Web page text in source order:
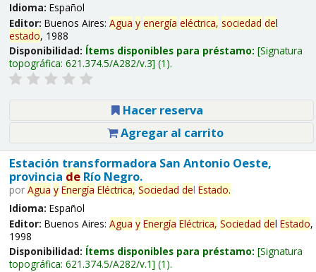
Idioma: Español
Editor: Buenos Aires: Agua y energía eléctrica, sociedad del
estado, 1988
Disponibilidad: Ítems disponibles para préstamo: Signatura
topográfica: 621.374.5/A282/v.3 (1).
Hacer reserva
Agregar al carrito
Estación transformadora San Antonio Oeste,
provincia deRío Negro.
por Agua y Energía Eléctrica, Sociedad del Estado.
Idioma: Español
Editor: Buenos Aires: Agua y Energía Eléctrica, Sociedad del Estado,
1998
Disponibilidad: Ítems disponibles para préstamo: Signatura
topográfica: 621.374.5/A282/v.1 (1).